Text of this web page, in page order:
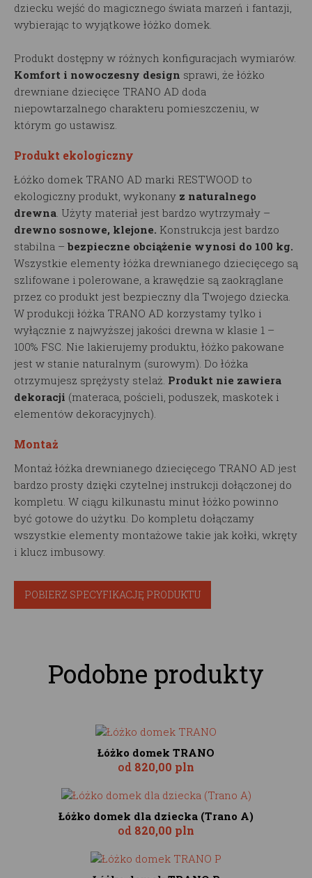
dziecku wejść do magicznego świata marzeń i fantazji,
wybierając to wyjątkowe łóżko domek.
Produkt dostępny w różnych konfiguracjach wymiarów.
Komfort i nowoczesny design sprawi, że łóżko
drewniane dziecięce TRANO AD doda
niepowtarzalnego charakteru pomieszczeniu, w
którym go ustawisz.
Produkt ekologiczny
Łóżko domek TRANO AD marki RESTWOOD to
ekologiczny produkt, wykonany z naturalnego
drewna. Użyty materiał jest bardzo wytrzymały –
drewno sosnowe, klejone. Konstrukcja jest bardzo
stabilna – bezpieczne obciążenie wynosi do 100 kg.
Wszystkie elementy łóżka drewnianego dziecięcego są
szlifowane i polerowane, a krawędzie są zaokrąglane
przez co produkt jest bezpieczny dla Twojego dziecka.
W produkcji łóżka TRANO AD korzystamy tylko i
wyłącznie z najwyższej jakości drewna w klasie 1 –
100% FSC. Nie lakierujemy produktu, łóżko pakowane
jest w stanie naturalnym (surowym). Do łóżka
otrzymujesz sprężysty stelaż. Produkt nie zawiera
dekoracji (materaca, pościeli, poduszek, maskotek i
elementów dekoracyjnych).
Montaż
Montaż łóżka drewnianego dziecięcego TRANO AD jest
bardzo prosty dzięki czytelnej instrukcji dołączonej do
kompletu. W ciągu kilkunastu minut łóżko powinno
być gotowe do użytku. Do kompletu dołączamy
wszystkie elementy montażowe takie jak kołki, wkręty
i klucz imbusowy.
POBIERZ SPECYFIKACJĘ PRODUKTU
Podobne produkty
Łóżko domek TRANO
od 820,00 pln
Łóżko domek dla dziecka (Trano A)
od 820,00 pln